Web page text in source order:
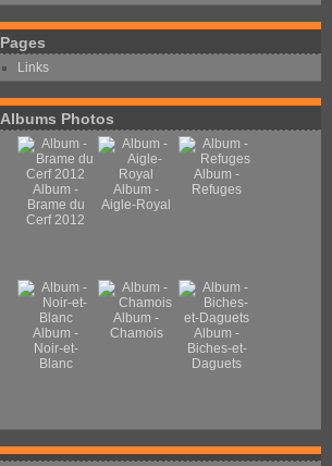
Pages
Links
Albums Photos
Album -
Brame du
Cerf 2012
Album -
Aigle-Royal
Album -
Refuges
Album -
Noir-et-
Blanc
Album -
Chamois
Album -
Biches-et-
Daguets